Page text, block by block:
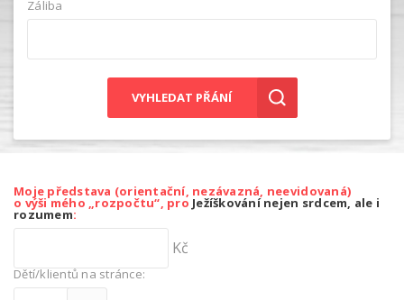
Záliba
VYHLEDAT PŘÁNÍ
Moje představa (orientační, nezávazná, neevidovaná)
o výši mého „rozpočtu“, pro Ježíškování nejen srdcem, ale i
rozumem:
Kč
Dětí/klientů na stránce: